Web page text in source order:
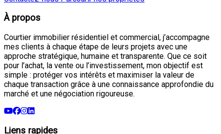
À propos
Courtier immobilier résidentiel et commercial, j’accompagne
mes clients à chaque étape de leurs projets avec une
approche stratégique, humaine et transparente. Que ce soit
pour l’achat, la vente ou l’investissement, mon objectif est
simple : protéger vos intérêts et maximiser la valeur de
chaque transaction grâce à une connaissance approfondie du
marché et une négociation rigoureuse.
Liens rapides